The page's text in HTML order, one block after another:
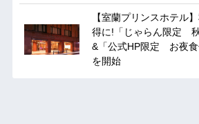
【室蘭プリンスホテル
得に!「じゃらん限定 秋
&「公式HP限定 お夜食
を開始